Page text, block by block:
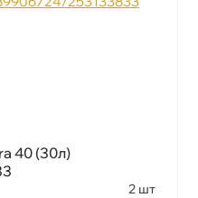
40 (30л)
2 шт